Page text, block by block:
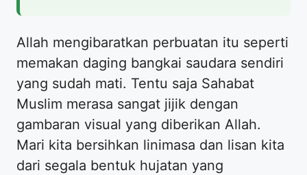
Allah mengibaratkan perbuatan itu seperti
memakan daging bangkai saudara sendiri
yang sudah mati. Tentu saja Sahabat
Muslim merasa sangat jijik dengan
gambaran visual yang diberikan Allah.
Mari kita bersihkan linimasa dan lisan kita
dari segala bentuk hujatan yang